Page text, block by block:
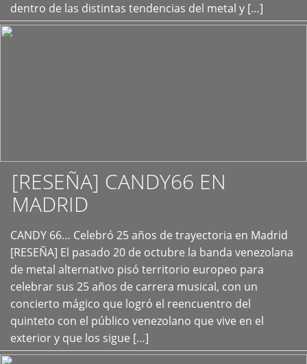
dentro de las distintas tendencias del metal y […]
[RESEÑA] CANDY66 EN
MADRID
CANDY 66… Celebró 25 años de trayectoria en Madrid
[RESEÑA] El pasado 20 de octubre la banda venezolana
de metal alternativo pisó territorio europeo para
celebrar sus 25 años de carrera musical, con un
concierto mágico que logró el reencuentro del
quinteto con el público venezolano que vive en el
exterior y que los sigue […]
+